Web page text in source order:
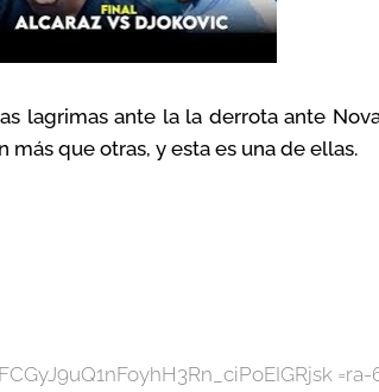
lagrimas ante la la derrota ante
que otras, y esta es una de ellas.
=ra-